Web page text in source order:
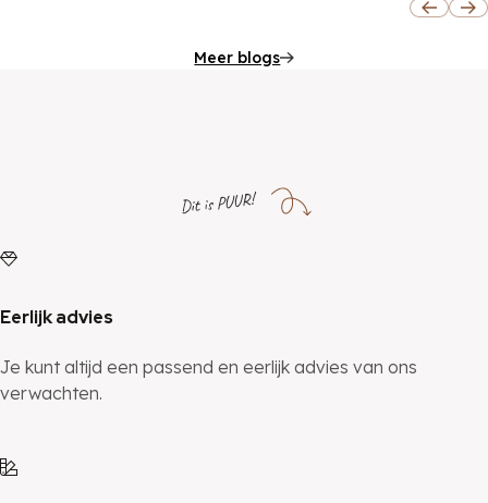
Meer blogs
Dit is PUUR!
Eerlijk advies
Je kunt altijd een passend en eerlijk advies van ons
verwachten.